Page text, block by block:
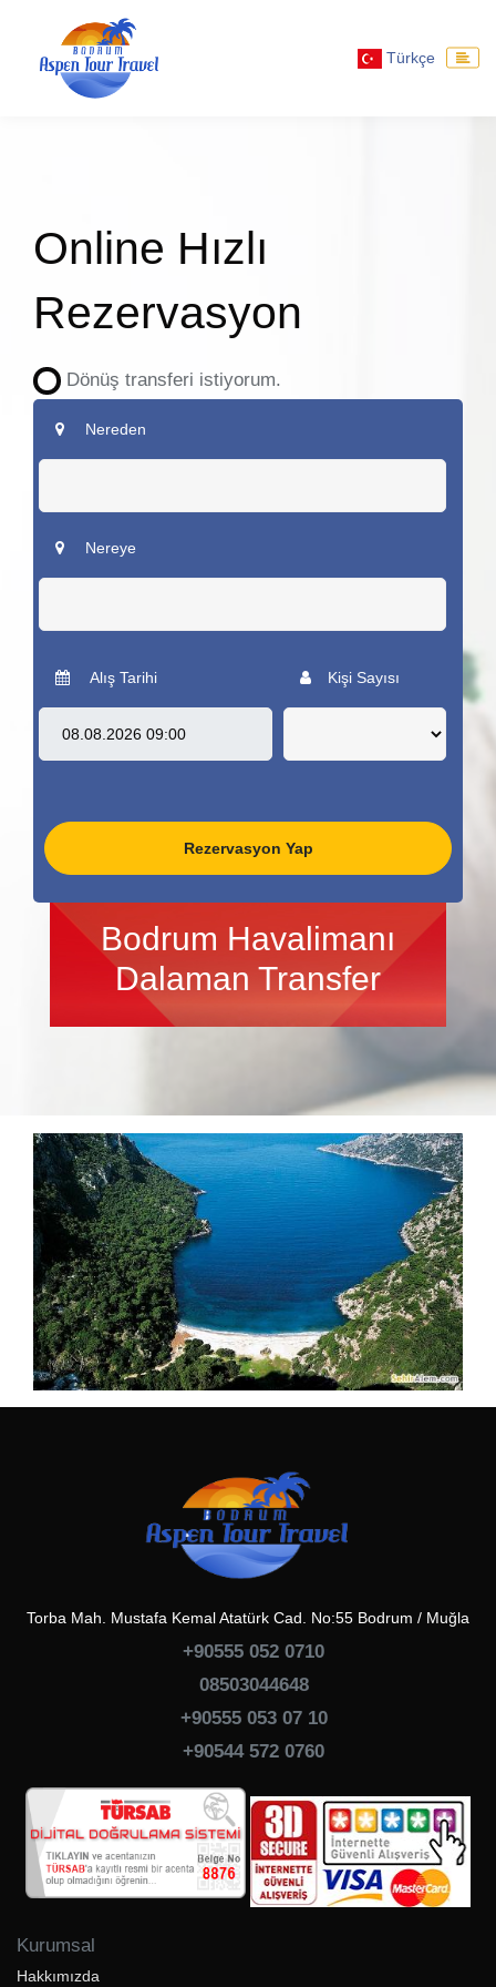
Türkçe
Online Hızlı
Rezervasyon
Dönüş transferi istiyorum.
Nereden
Nereye
Alış Tarihi Kişi Sayısı
Rezervasyon Yap
Bodrum Havalimanı
Dalaman Transfer
Torba Mah. Mustafa Kemal Atatürk Cad. No:55 Bodrum / Muğla
+90555 052 0710
08503044648
+90555 053 07 10
+90544 572 0760
Kurumsal
Hakkımızda